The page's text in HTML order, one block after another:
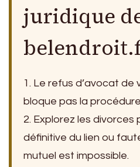
juridique
1. Le refus d’avocat de
bloque pas la procédure
2. Explorez les divorces
définitive du lien ou
mutuel est impossible.